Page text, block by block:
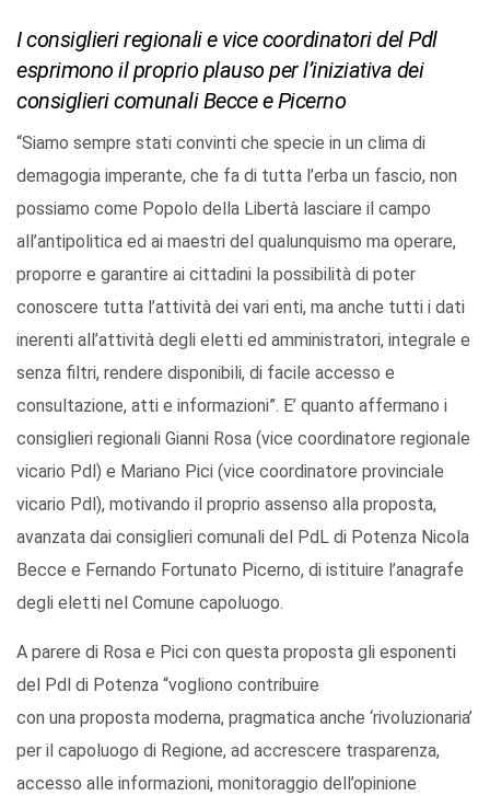
I consiglieri regionali e vice coordinatori del Pdl
esprimono il proprio plauso per l’iniziativa dei
consiglieri comunali Becce e Picerno
“Siamo sempre stati convinti che specie in un clima di
demagogia imperante, che fa di tutta l’erba un fascio, non
possiamo come Popolo della Libertà lasciare il campo
all’antipolitica ed ai maestri del qualunquismo ma operare,
proporre e garantire ai cittadini la possibilità di poter
conoscere tutta l’attività dei vari enti, ma anche tutti i dati
inerenti all’attività degli eletti ed amministratori, integrale e
senza filtri, rendere disponibili, di facile accesso e
consultazione, atti e informazioni”. E’ quanto affermano i
consiglieri regionali Gianni Rosa (vice coordinatore regionale
vicario Pdl) e Mariano Pici (vice coordinatore provinciale
vicario Pdl), motivando il proprio assenso alla proposta,
avanzata dai consiglieri comunali del PdL di Potenza Nicola
Becce e Fernando Fortunato Picerno, di istituire l’anagrafe
degli eletti nel Comune capoluogo.
A parere di Rosa e Pici con questa proposta gli esponenti
del Pdl di Potenza “vogliono contribuire
con una proposta moderna, pragmatica anche ‘rivoluzionaria’
per il capoluogo di Regione, ad accrescere trasparenza,
accesso alle informazioni, monitoraggio dell’opinione